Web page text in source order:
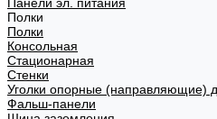
Полки
Полки
Консольная
Стационарная
Стенки
Уголки опорные (направляющие)
Фальш-панели